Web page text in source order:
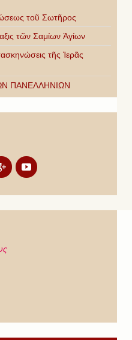
τοῦ Σωτῆρος
τῶν Σαμίων Ἁγίων
τῆς Ἱερᾶς
ΠΑΝΕΛΛΗΝΙΩΝ